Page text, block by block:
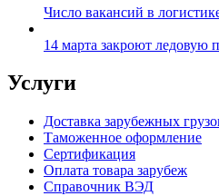
Число вакансий в
14 марта закроют ледовую
Услуги
Доставка зарубежных
Таможенное оформление
Сертификация
Оплата товара зарубеж
Справочник ВЭД